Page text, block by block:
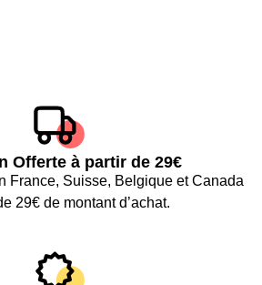
Offerte à partir de 29€
France, Suisse, Belgique et Canada
29€ de montant d’achat.